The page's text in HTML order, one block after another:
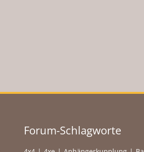
Forum-Schlagworte